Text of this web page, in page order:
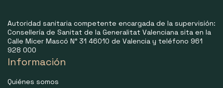
Autoridad sanitaria competente encargada de la supervisión:
Consellería de Sanitat de la Generalitat Valenciana sita en la
Calle Micer Mascó N° 31 46010 de Valencia y teléfono 961
928 000
Información
Quiénes somos